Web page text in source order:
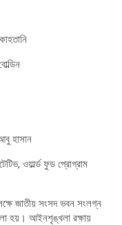
হাসান
ওয়ার্ল্ড ফুড প্রোগ্রাম
জাতীয় সংসদ ভবন সংলগ্ন
হয়। আইনশৃঙ্খলা রক্ষায়